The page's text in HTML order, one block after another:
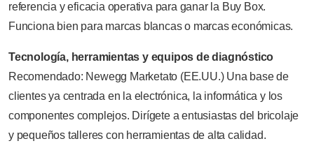
referencia y eficacia operativa para ganar la Buy Box.
Funciona bien para marcas blancas o marcas económicas.
Tecnología, herramientas y equipos de diagnóstico
Recomendado: Newegg Marketato (EE.UU.) Una base de
clientes ya centrada en la electrónica, la informática y los
componentes complejos. Dirígete a entusiastas del bricolaje
y pequeños talleres con herramientas de alta calidad.